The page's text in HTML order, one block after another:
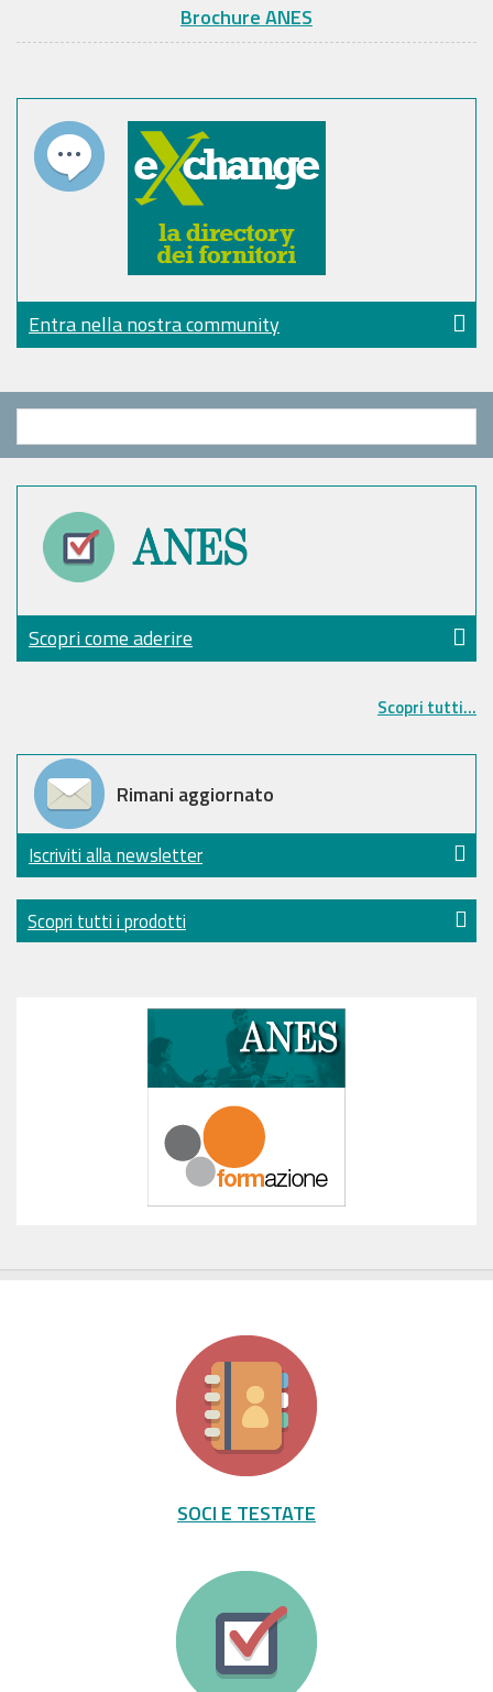
Brochure ANES
Entra nella nostra community
Scopri come aderire
Scopri tutti...
Rimani aggiornato
Iscriviti alla newsletter
Scopri tutti i prodotti
SOCI E TESTATE